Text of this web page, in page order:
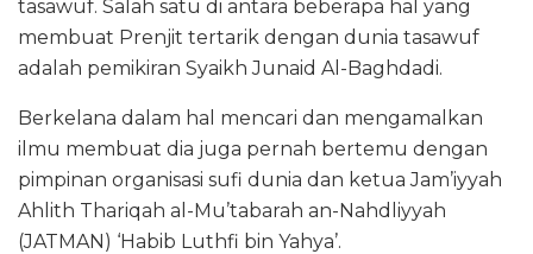
tasawuf. Salah satu di antara beberapa hal yang
membuat Prenjit tertarik dengan dunia tasawuf
adalah pemikiran Syaikh Junaid Al-Baghdadi.
Berkelana dalam hal mencari dan mengamalkan
ilmu membuat dia juga pernah bertemu dengan
pimpinan organisasi sufi dunia dan ketua Jam’iyyah
Ahlith Thariqah al-Mu’tabarah an-Nahdliyyah
(JATMAN) ‘Habib Luthfi bin Yahya’.